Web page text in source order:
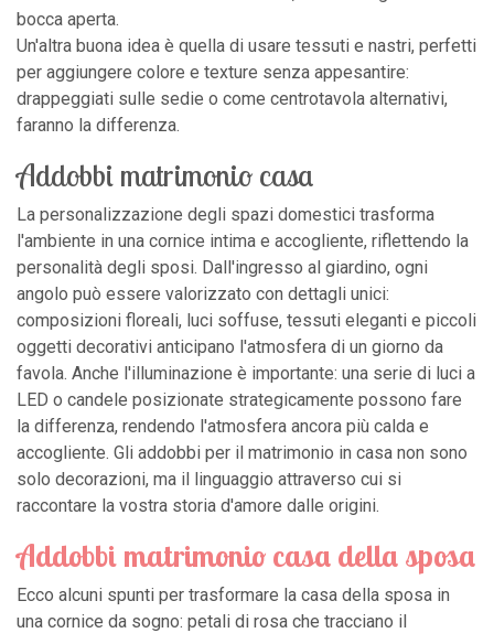
bocca aperta.
Un'altra buona idea è quella di usare tessuti e nastri, perfetti
per aggiungere colore e texture senza appesantire:
drappeggiati sulle sedie o come centrotavola alternativi,
faranno la differenza.
Addobbi matrimonio casa
La personalizzazione degli spazi domestici trasforma
l'ambiente in una cornice intima e accogliente, riflettendo la
personalità degli sposi. Dall'ingresso al giardino, ogni
angolo può essere valorizzato con dettagli unici:
composizioni floreali, luci soffuse, tessuti eleganti e piccoli
oggetti decorativi anticipano l'atmosfera di un giorno da
favola. Anche l'illuminazione è importante: una serie di luci a
LED o candele posizionate strategicamente possono fare
la differenza, rendendo l'atmosfera ancora più calda e
accogliente. Gli addobbi per il matrimonio in casa non sono
solo decorazioni, ma il linguaggio attraverso cui si
raccontare la vostra storia d'amore dalle origini.
Addobbi matrimonio casa della sposa
Ecco alcuni spunti per trasformare la casa della sposa in
una cornice da sogno: petali di rosa che tracciano il